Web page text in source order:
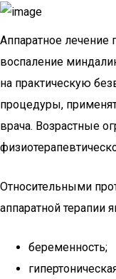
Аппаратное лечение
воспаление
на практическую
процедуры,
врача. Возрастные
Относительными
аппаратной терапии
беременность;